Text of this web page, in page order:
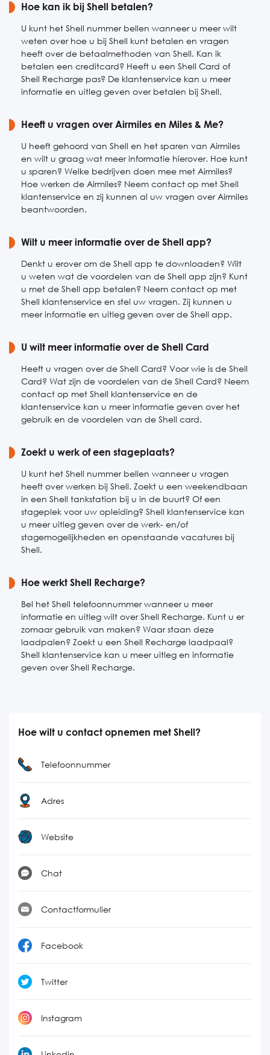
Zaterdag
Zondag
Gesloten
Hoe kan ik bij Shell betalen?
U kunt het Shell nummer bellen wanneer u meer wilt
weten over hoe u bij Shell kunt betalen en vragen
heeft over de betaalmethoden van Shell. Kan ik
betalen een creditcard? Heeft u een Shell Card of
Shell Recharge pas? De klantenservice kan u meer
informatie en uitleg geven over betalen bij Shell.
Heeft u vragen over Airmiles en Miles & Me?
U heeft gehoord van Shell en het sparen van Airmiles
en wilt u graag wat meer informatie hierover. Hoe kunt
u sparen? Welke bedrijven doen mee met Airmiles?
Hoe werken de Airmiles? Neem contact op met Shell
klantenservice en zij kunnen al uw vragen over Airmiles
beantwoorden.
Wilt u meer informatie over de Shell app?
Denkt u erover om de Shell app te downloaden? Wilt
u weten wat de voordelen van de Shell app zijn? Kunt
u met de Shell app betalen? Neem contact op met
Shell klantenservice en stel uw vragen. Zij kunnen u
meer informatie en uitleg geven over de Shell app.
U wilt meer informatie over de Shell Card
Heeft u vragen over de Shell Card? Voor wie is de Shell
Card? Wat zijn de voordelen van de Shell Card? Neem
contact op met Shell klantenservice en de
klantenservice kan u meer informatie geven over het
gebruik en de voordelen van de Shell card.
Zoekt u werk of een stageplaats?
U kunt het Shell nummer bellen wanneer u vragen
heeft over werken bij Shell. Zoekt u een weekendbaan
in een Shell tankstation bij u in de buurt? Of een
stageplek voor uw opleiding? Shell klantenservice kan
u meer uitleg geven over de werk- en/of
stagemogelijkheden en openstaande vacatures bij
Shell.
Hoe werkt Shell Recharge?
Bel het Shell telefoonnummer wanneer u meer
informatie en uitleg wilt over Shell Recharge. Kunt u er
zomaar gebruik van maken? Waar staan deze
laadpalen? Zoekt u een Shell Recharge laadpaal?
Shell klantenservice kan u meer uitleg en informatie
geven over Shell Recharge.
Hoe wilt u contact opnemen met Shell?
Telefoonnummer
Adres
Website
Chat
Contactformulier
Facebook
Twitter
Instagram